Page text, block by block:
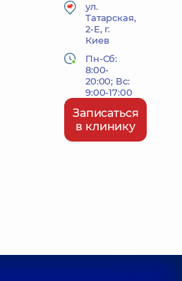
ул.
Татарская,
2-Е, г.
Киев
Пн-Сб:
8:00-
20:00; Вс:
9:00-17:00
Записаться
в клинику